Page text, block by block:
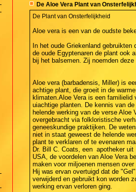
De Aloe Vera Plant van
De Plant van Onsterfelijkheid
Aloe vera is een van de oudste
In het oude Griekenland
de oude Egyptenaren de plant ook
bij het balsemen. Zij noemden
Aloe vera (barbadensis, Miller) is
achtige plant, die groeit in de
klimaten.Aloe Vera is een familielid
uiachtige planten. De kennis van de
helende werking van de verse Aloe
overgebracht via folkloristische
geneeskundige praktijken. De
niet in staat geweest de helende
plant te verklaren of te evenaren
Dr. Bill C. Coats, een apotheker uit
USA, de voordelen van Aloe Vera
maken voor miljoenen mensen over
Hij was ervan overtuigd dat de
verwijderd en gebruikt kon worden
werking ervan verloren ging.